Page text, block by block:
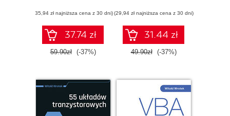
(35,94 zł najniższa cena z 30 dni)
37.74 zł
59.90zł (-37%)
(29,94 zł najniższa cena z 30 dni)
31.44 zł
49.90zł (-37%)